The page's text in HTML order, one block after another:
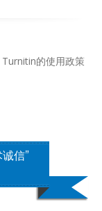
的使用政策
信”